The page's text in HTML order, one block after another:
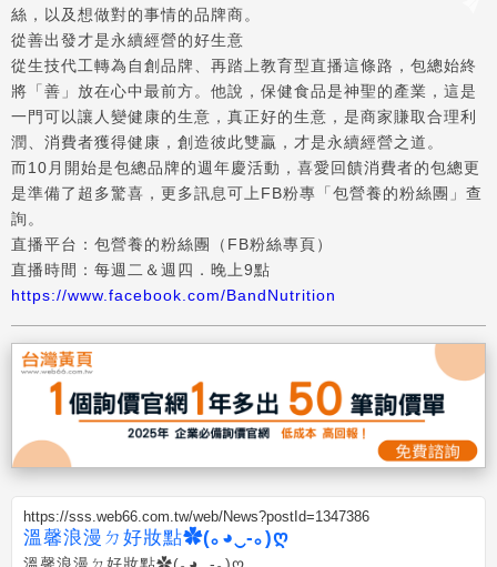
絲，以及想做對的事情的品牌商。
從善出發才是永續經營的好生意
從生技代工轉為自創品牌、再踏上教育型直播這條路，包總始終
將「善」放在心中最前方。他說，保健食品是神聖的產業，這是
一門可以讓人變健康的生意，真正好的生意，是商家賺取合理利
潤、消費者獲得健康，創造彼此雙贏，才是永續經營之道。
而10月開始是包總品牌的週年慶活動，喜愛回饋消費者的包總更
是準備了超多驚喜，更多訊息可上FB粉專「包營養的粉絲團」查
詢。
直播平台：包營養的粉絲團（FB粉絲專頁）
直播時間：每週二＆週四．晚上9點
https://www.facebook.com/BandNutrition
https://sss.web66.com.tw/web/News?postId=1347386
溫馨浪漫ㄉ好妝點✿(｡◕‿-｡)ღ